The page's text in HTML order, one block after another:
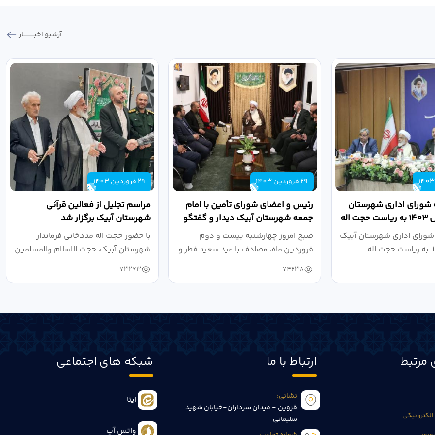
آرشیو اخبـــــــــــار
شورای اداری شهرستان
آبیک در سال ۱۴۰۳ به ریاست حجت اله
اداری شهرستان آبیک
29 فروردین 1403
رئیس و اعضای شورای تأمین با امام
جمعه شهرستان آبیک دیدار و گفتگو
کردند
صبح امروز چهارشنبه بیست و دوم
فروردین ماه، مصادف با عید سعید فطر و
به مناسبت...
74638
29 فروردین 1403
مراسم تجلیل از فعالین قرآنی
شهرستان آبیک برگزار شد
با حضور حجت اله مددخانی فرماندار
شهرستان آبیک، حجت الاسلام والمسلمین
روحانی...
73273
مرتبط ارتباط با ما
نشانی:
قزوین - میدان سرداران-خیابان شهید
سلیمانی
شبکه های اجتماعی
ایتا
واتس آپ